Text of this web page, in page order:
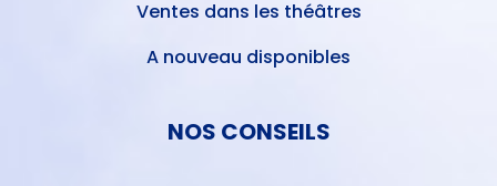
Ventes dans les théâtres
A nouveau disponibles
NOS CONSEILS